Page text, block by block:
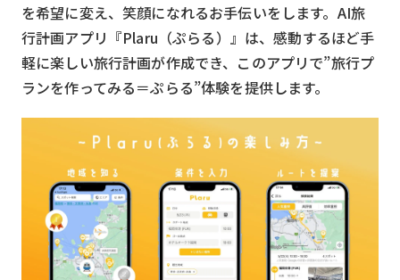
DX
ニュース
デジタルサイネージ
カメラ
SaaS
おすすめ
を希望に変え、笑顔になれるお手伝いをします。AI旅
行計画アプリ『Plaru（ぷらる）』は、感動するほど手
軽に楽しい旅行計画が作成でき、このアプリで”旅行プ
ランを作ってみる＝ぷらる”体験を提供します。